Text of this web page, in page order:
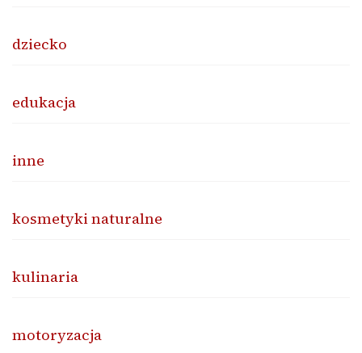
dziecko
edukacja
inne
kosmetyki naturalne
kulinaria
motoryzacja